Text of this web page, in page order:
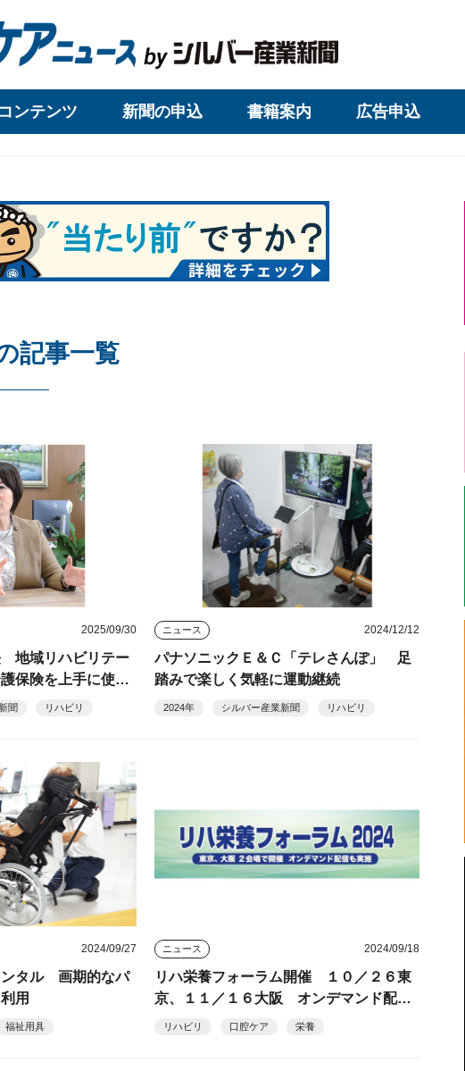
ンテンツ 新聞の申込 書籍案内 広告申込
記事一覧
2025/09/30
地域リハビリテー
保険を上手に使
聞 リハビリ
ニュース 2024/12/12
パナソニックＥ＆Ｃ「テレさんぽ」 足
踏みで楽しく気軽に運動継続
2024年 シルバー産業新聞 リハビリ
2024/09/27
ンタル 画期的なパ
用
福祉用具
ニュース 2024/09/18
リハ栄養フォーラム開催 １０／２６東
京、１１／１６大阪 オンデマンド配信
もリハビリ 口腔ケア 栄養